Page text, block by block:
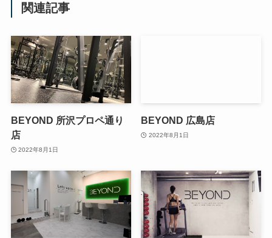
関連記事
BEYOND 所沢プロペ通り
店
2022年8月1日
BEYOND 広島店
2022年8月1日